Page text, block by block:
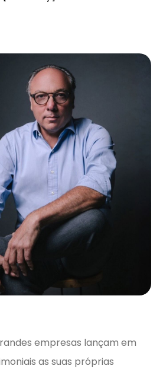
empresas lançam em
as suas próprias